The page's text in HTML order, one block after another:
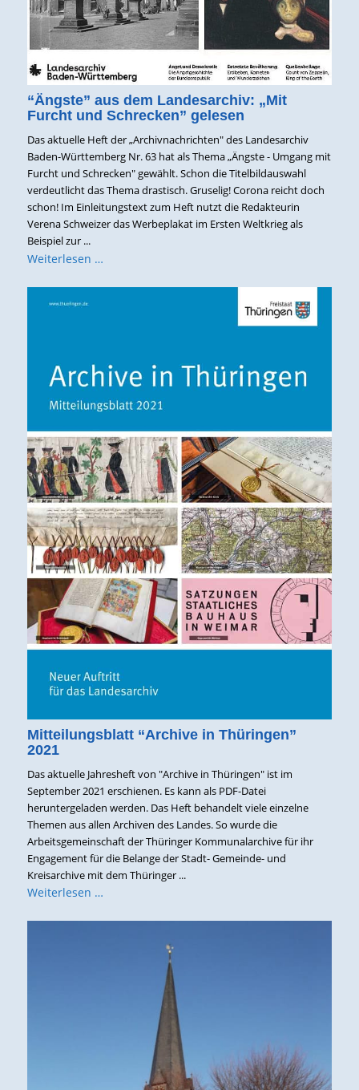
“Ängste” aus dem Landesarchiv: „Mit
Furcht und Schrecken” gelesen
Das aktuelle Heft der „Archivnachrichten" des Landesarchiv
Baden-Württemberg Nr. 63 hat als Thema „Ängste - Umgang mit
Furcht und Schrecken" gewählt. Schon die Titelbildauswahl
verdeutlicht das Thema drastisch. Gruselig! Corona reicht doch
schon! Im Einleitungstext zum Heft nutzt die Redakteurin
Verena Schweizer das Werbeplakat im Ersten Weltkrieg als
Beispiel zur ...
Weiterlesen …
Mitteilungsblatt “Archive in Thüringen”
2021
Das aktuelle Jahresheft von "Archive in Thüringen" ist im
September 2021 erschienen. Es kann als PDF-Datei
heruntergeladen werden. Das Heft behandelt viele einzelne
Themen aus allen Archiven des Landes. So wurde die
Arbeitsgemeinschaft der Thüringer Kommunalarchive für ihr
Engagement für die Belange der Stadt- Gemeinde- und
Kreisarchive mit dem Thüringer ...
Weiterlesen …